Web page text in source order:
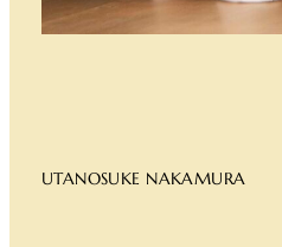
UTANOSUKE NAKAMURA